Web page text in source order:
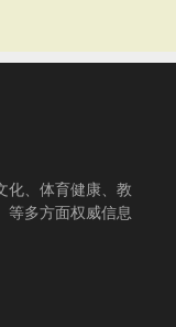
化、体育健康、教
等多方面权威信息